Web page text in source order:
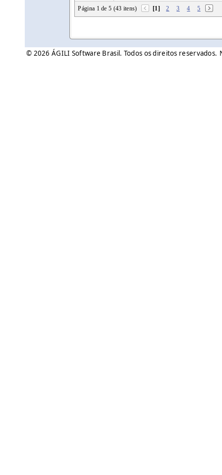
Página 1 de 5 (43 itens) [1] 2 3 4 5
© 2026 ÁGILI Software Brasil. Todos os direitos reservados.